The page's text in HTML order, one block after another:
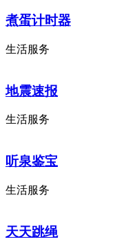
煮蛋计时器
生活服务
地震速报
生活服务
听泉鉴宝
生活服务
天天跳绳